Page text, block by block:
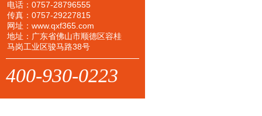
电话：0757-28796555
传真：0757-29227815
网址：www.qxf365.com
地址：广东省佛山市顺德区容桂
马岗工业区骏马路38号
400-930-0223